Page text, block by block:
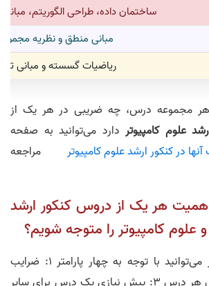
ساختمان داده، طراحی الگوریتم،
مبانی منطق و نظریه
ریاضیات گسسته و مبانی
هر مجموعه درس، چه ضریبی در هر یک از
علوم کامپیوتردارد می‌توانید به صفحه
در کنکور ارشد علوم کامپیوتر مراجعه
هر یک از دروس کنکور ارشد
علوم کامپیوتر را متوجه شویم؟
شما دانشجویان عزیز می‌توانید با توجه به چهار پارامتر 1: ضرایب
دروس 2: تعداد سوال هر درس 3: پیش نیازی یک درس برای سایر